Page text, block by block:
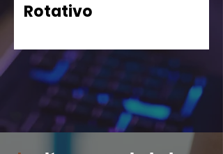
Rotativo
sua Casa de Espetáculos Virtual com
Peças Inclusivas e Acesso Gratuito para
Iniciantes A WeDo! Entretenimento
acaba de apertar o play em uma nova
fase do e-Teatro WeDo! , a primeira